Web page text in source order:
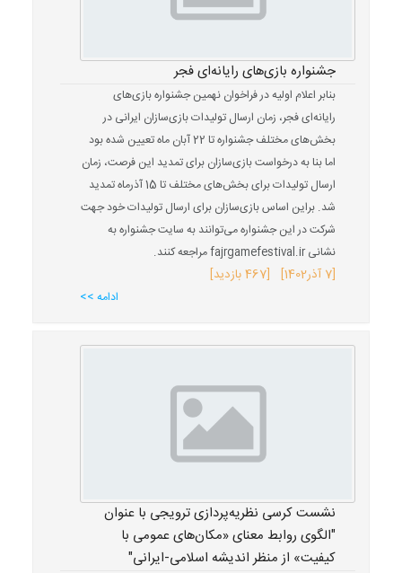
جشنواره بازی‌های رایانه‌ای فجر
بنابر اعلام اولیه در فراخوان نهمین جشنواره بازی‌های
رایانه‌ای فجر، زمان ارسال تولیدات بازی‌سازان ایرانی در
بخش‌های مختلف جشنواره تا 22 آبان ماه تعیین شده بود
اما بنا به درخواست بازی‌سازان برای تمدید این فرصت، زمان
ارسال تولیدات برای بخش‌های مختلف تا 15 آذرماه تمدید
شد. براین اساس بازی‌سازان برای ارسال تولیدات خود جهت
شرکت در این جشنواره می‌توانند به سایت جشنواره به
نشانی fajrgamefestival.ir مراجعه کنند.
[7 آذر 1402] [467 بازدید]
ادامه >>
نشست کرسی نظریه‌پردازی ترویجی با عنوان
"الگوی روابط معنای «مکان‌های عمومی با
کیفیت» از منظر اندیشه اسلامی-ایرانی"